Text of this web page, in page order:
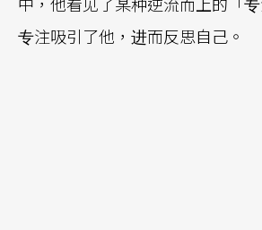
专注吸引了他，进而反思自己。